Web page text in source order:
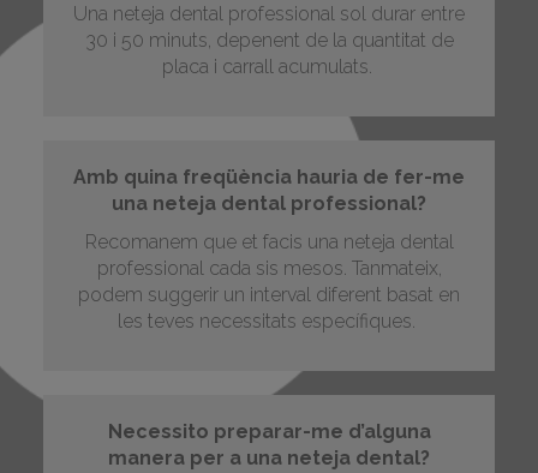
Una neteja dental professional sol durar entre
30 i 50 minuts, depenent de la quantitat de
placa i carrall acumulats.
Amb quina freqüència hauria de fer-me
una neteja dental professional?
Recomanem que et facis una neteja dental
professional cada sis mesos. Tanmateix,
podem suggerir un interval diferent basat en
les teves necessitats específiques.
Necessito preparar-me d’alguna
manera per a una neteja dental?